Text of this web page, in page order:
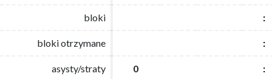
bloki :
bloki otrzymane :
asysty/straty 0 :
bloki :
bloki otrzymane :
asysty/straty 0 :